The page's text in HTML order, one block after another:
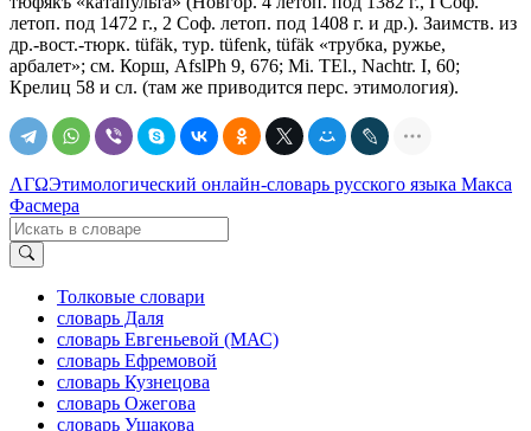
летоп. под 1472 г., 2 Соф. летоп. под 1408 г. и др.). Заимств. из
др.-вост.-тюрк. tüfäk, тур. tüfenk, tüfäk «трубка, ружье,
арбалет»; см. Корш, AfslPh 9, 676; Мi. ТЕl., Nachtr. I, 60;
Крелиц 58 и сл. (там же приводится перс. этимология).
ΛΓΩЭтимологический онлайн-словарь русского языка Макса
Фасмера
Толковые словари
словарь Даля
словарь Евгеньевой (МАС)
словарь Ефремовой
словарь Кузнецова
словарь Ожегова
словарь Ушакова